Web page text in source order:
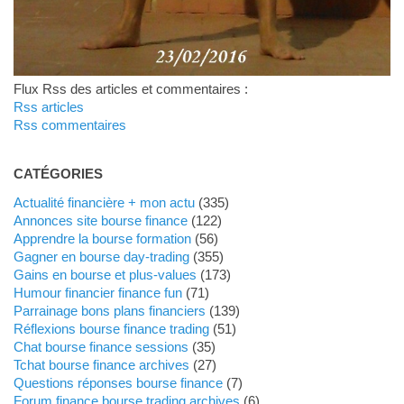
Flux Rss des articles et commentaires :
Rss articles
Rss commentaires
CATÉGORIES
Actualité financière + mon actu(335)
Annonces site bourse finance(122)
Apprendre la bourse formation(56)
Gagner en bourse day-trading(355)
Gains en bourse et plus-values (173)
Humour financier finance fun(71)
Parrainage bons plans financiers (139)
Réflexions bourse finance trading(51)
Chat bourse finance sessions (35)
Tchat bourse finance archives (27)
Questions réponses bourse finance(7)